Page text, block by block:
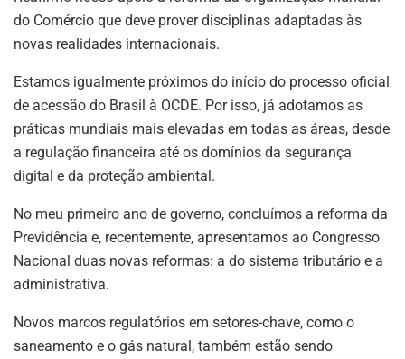
do Comércio que deve prover disciplinas adaptadas às
novas realidades internacionais.
Estamos igualmente próximos do início do processo oficial
de acessão do Brasil à OCDE. Por isso, já adotamos as
práticas mundiais mais elevadas em todas as áreas, desde
a regulação financeira até os domínios da segurança
digital e da proteção ambiental.
No meu primeiro ano de governo, concluímos a reforma da
Previdência e, recentemente, apresentamos ao Congresso
Nacional duas novas reformas: a do sistema tributário e a
administrativa.
Novos marcos regulatórios em setores-chave, como o
saneamento e o gás natural, também estão sendo